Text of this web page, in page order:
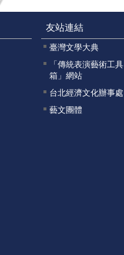
友站連結
臺灣文學大典
「傳統表演藝術工具
箱」網站
台北經濟文化辦事處
藝文團體